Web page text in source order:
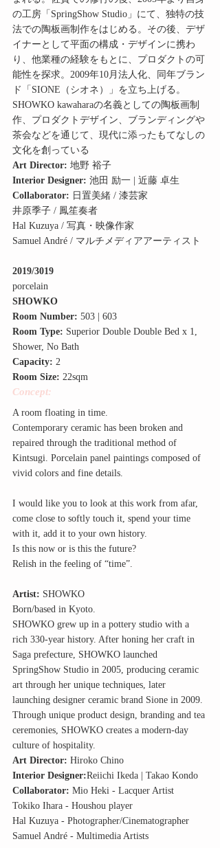
の工房「SpringShow Studio」にて、独特の技
法での陶板画制作をはじめる。その後、デザ
イナーとして平面の構成・デザインに携わ
り、他業種の経験をもとに、プロダクトの可
能性を探求。2009年10月法人化、同年ブラン
ド「SIONE（シオネ）」を立ち上げる。
SHOWKO kawaharaの名義としての陶板画制
作、プロダクトデザイン、ブランディングや
茶会などを通じて、現代に添ったもてなしの
文化を創っている
Art Director: 地野 裕子
Interior Designer: 池田 励一 | 近藤 卓生
Collaborator: 日置美緒 / 漆芸家
井原季子 / 鳳笙奏者
Hal Kuzuya / 写真・映像作家
Samuel André / マルチメディアアーティスト
2019/3019
porcelain
SHOWKO
Room Number: 503 | 603
Room Type: Superior Double Double Bed x 1,
Shower, No Bath
Capacity: 2
Room Size: 22sqm
Concept:
A room floating in time.
Contemporary ceramic has been broken and
repaired through the traditional method of
Kintsugi. Porcelain panel paintings composed of
vivid colors and fine details.
I would like you to look at this work from afar,
come close to softly touch it, spend your time
with it, add it to your own history.
Is this now or is this the future?
Relish in the feeling of “time”.
Artist: SHOWKO
Born/based in Kyoto.
SHOWKO grew up in a pottery studio with a
rich 330-year history. After honing her craft in
Saga prefecture, SHOWKO launched
SpringShow Studio in 2005, producing ceramic
art through her unique techniques, later
launching designer ceramic brand Sione in 2009.
Through unique product design, branding and tea
ceremonies, SHOWKO creates a modern-day
culture of hospitality.
Art Director: Hiroko Chino
Interior Designer:Reiichi Ikeda | Takao Kondo
Collaborator: Mio Heki - Lacquer Artist
Tokiko Ihara - Houshou player
Hal Kuzuya - Photographer/Cinematographer
Samuel André - Multimedia Artists